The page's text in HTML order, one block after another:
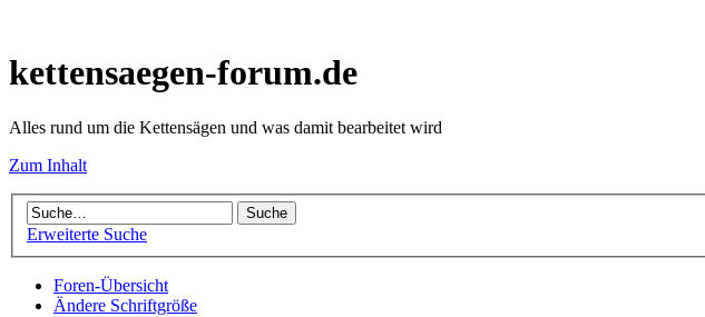
kettensaegen-forum.de
Alles rund um die Kettensägen und was damit bearbeitet wird
Zum Inhalt
Erweiterte Suche
Foren-Übersicht
Ändere Schriftgröße